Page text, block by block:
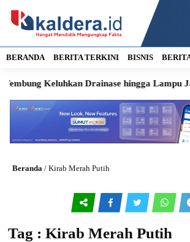
BERANDA BERITA TERKINI BISNIS
Keluhkan Drainase hingga Lampu
Beranda / Kirab Merah Putih
Tag : Kirab Merah Putih